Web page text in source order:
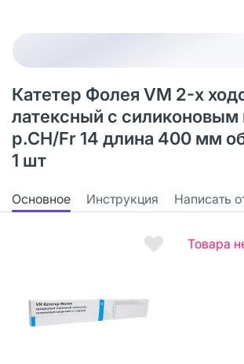
Катетер Фолея VM 2-х
латексный с
р.СН/Fr 14 длина 400 мм
1 шт
Основное Инструкция Написать
Товара